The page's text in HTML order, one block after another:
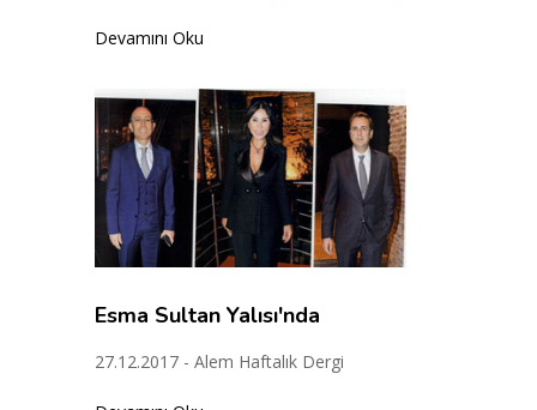
Devamını Oku
Esma Sultan Yalısı'nda
27.12.2017 - Alem Haftalık Dergi